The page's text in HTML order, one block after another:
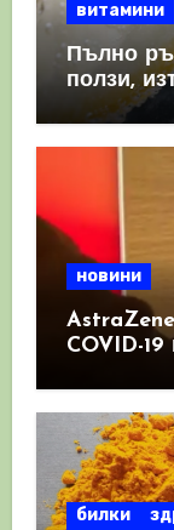
витамини
Пълно
ползи,
новини
COVID-
като
КРЪВНИ
билки